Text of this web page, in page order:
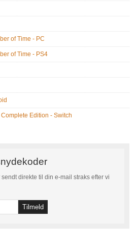
of Time - PC
of Time - PS4
Edition - Switch
direkte til din e-mail straks efter vi